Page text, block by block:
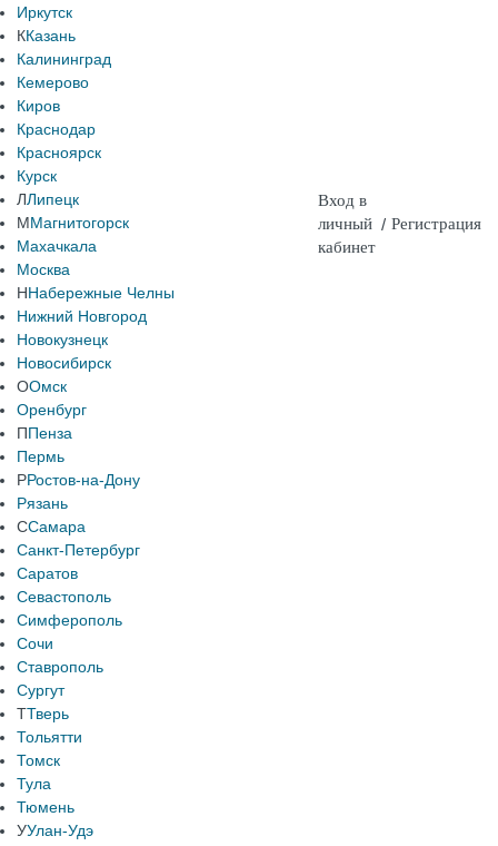
Иркутск
ККазань
Калининград
Кемерово
Киров
Краснодар
Красноярск
Курск
ЛЛипецк
ММагнитогорск
Махачкала
Москва
ННабережные Челны
Нижний Новгород
Новокузнецк
Новосибирск
ООмск
Оренбург
ППенза
Пермь
РРостов-на-Дону
Рязань
ССамара
Санкт-Петербург
Саратов
Севастополь
Симферополь
Сочи
Ставрополь
Сургут
ТТверь
Тольятти
Томск
Тула
Тюмень
УУлан-Удэ
Вход в
личный
кабинет
/ Регистрация